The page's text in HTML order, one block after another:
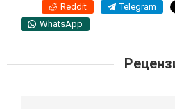
Reddit Telegram
WhatsApp